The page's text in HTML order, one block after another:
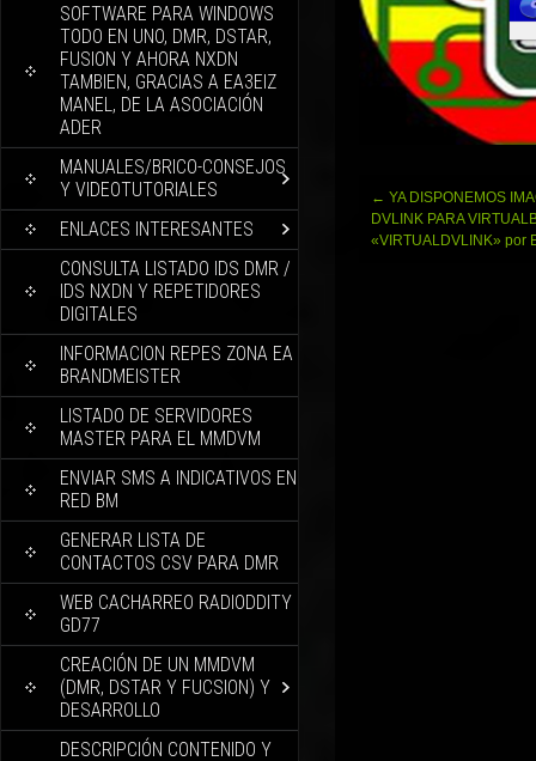
SOFTWARE PARA WINDOWS
TODO EN UNO, DMR, DSTAR,
FUSION Y AHORA NXDN
TAMBIEN, GRACIAS A EA3EIZ
MANEL, DE LA ASOCIACIÓN
ADER
MANUALES/BRICO-CONSEJOS
Y VIDEOTUTORIALES
ENLACES INTERESANTES
CONSULTA LISTADO IDS DMR /
IDS NXDN Y REPETIDORES
DIGITALES
INFORMACION REPES ZONA EA
BRANDMEISTER
LISTADO DE SERVIDORES
MASTER PARA EL MMDVM
ENVIAR SMS A INDICATIVOS EN
RED BM
GENERAR LISTA DE
CONTACTOS CSV PARA DMR
WEB CACHARREO RADIODDITY
GD77
CREACIÓN DE UN MMDVM
(DMR, DSTAR Y FUCSION) Y
DESARROLLO
DESCRIPCIÓN CONTENIDO Y
Navegación
de
entradas
← YA DISPONEMOS
DVLINK PARA
«VIRTUALDVLINK» por